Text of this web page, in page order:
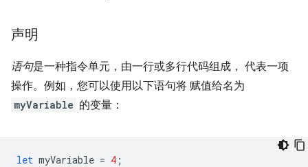
声明
语句是一种指令单元，由一行或多行代码组成， 代表一项
操作。例如，您可以使用以下语句将 赋值给名为
myVariable 的变量：
let myVariable = 4 ;